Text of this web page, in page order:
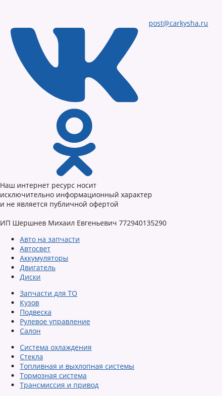
post@carkysha.ru
Наш интернет ресурс носит
исключительно информационный характер
и не является публичной офертой
ИП Шершнев Михаил Евгеньевич 772940135290
Авто на запчасти
Автосвет
Аккумуляторы
Двигатель
Диски
Запчасти для ТО
Кузов
Подвеска
Рулевое управление
Салон
Система охлаждения
Стекла
Топливная и выхлопная системы
Тормозная система
Трансмиссия и привод